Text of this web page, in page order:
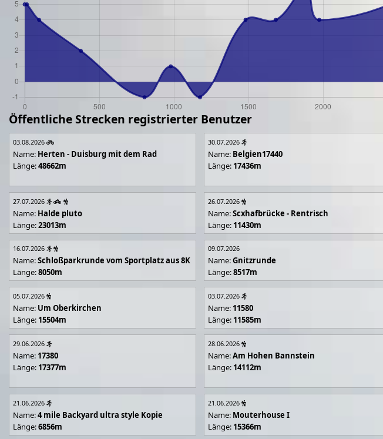
Öffentliche Strecken registrierter Benutzer
03.08.2026
Name: Herten - Duisburg mit dem Rad
Länge:48662m
30.07.2026
Name: Belgien17440
Länge: 17436m
27.07.2026
Name: Halde pluto
Länge:23013m
26.07.2026
Name:Scxhafbrücke - Rentrisch
Länge: 11430m
16.07.2026
Name:Schloßparkrunde vom Sportplatz aus 8K
Länge:8050m
09.07.2026
Name:Gnitzrunde
Länge:8517m
05.07.2026
Name: Um Oberkirchen
Länge: 15504m
03.07.2026
Name: 11580
Länge: 11585m
29.06.2026
Name: 17380
Länge: 17377m
28.06.2026
Name:Am Hohen Bannstein
Länge: 14112m
21.06.2026
Name:4 mile Backyard ultra style Kopie
Länge:6856m
21.06.2026
Name: Mouterhouse I
Länge: 15366m